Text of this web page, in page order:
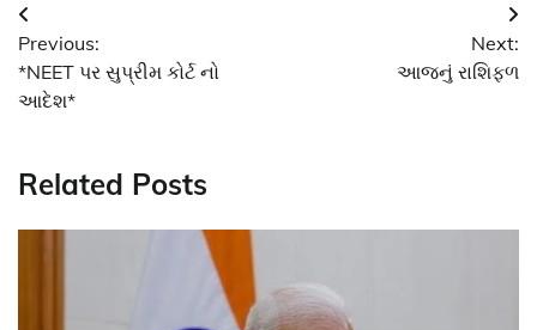
Post
navigation
Previous:
*NEET પર સુપ્રીમ કોર્ટ નો
આદેશ*
Next:
આજનું રાશિફળ
Related Posts